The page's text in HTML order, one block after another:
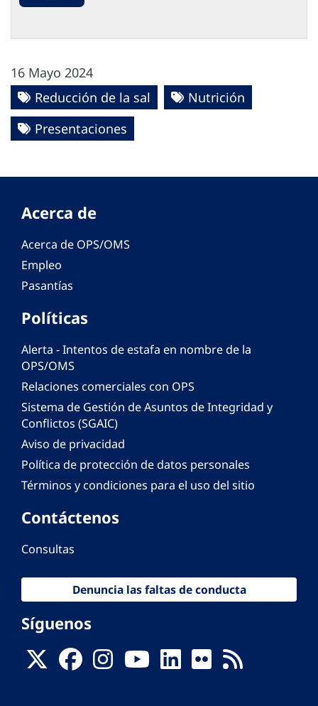
16 Mayo 2024
Reducción de la sal
Nutrición
Presentaciones
Acerca de
Acerca de OPS/OMS
Empleo
Pasantías
Políticas
Alerta - Intentos de estafa en nombre de la
OPS/OMS
Relaciones comerciales con OPS
Sistema de Gestión de Asuntos de Integridad y
Conflictos (SGAIC)
Aviso de privacidad
Política de protección de datos personales
Términos y condiciones para el uso del sitio
Contáctenos
Consultas
Denuncia las faltas de conducta
Síguenos